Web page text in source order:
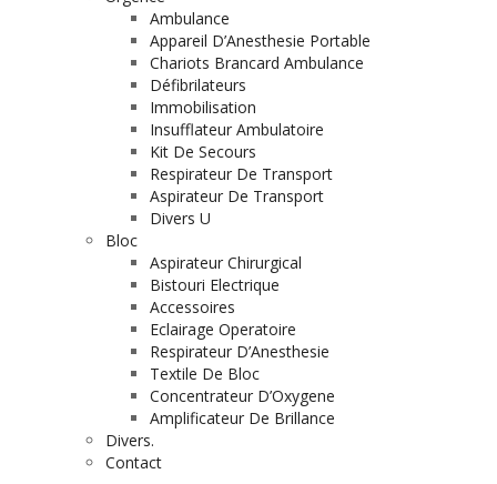
Ambulance
Appareil D’Anesthesie Portable
Chariots Brancard Ambulance
Défibrilateurs
Immobilisation
Insufflateur Ambulatoire
Kit De Secours
Respirateur De Transport
Aspirateur De Transport
Divers U
Bloc
Aspirateur Chirurgical
Bistouri Electrique
Accessoires
Eclairage Operatoire
Respirateur D’Anesthesie
Textile De Bloc
Concentrateur D’Oxygene
Amplificateur De Brillance
Divers.
Contact